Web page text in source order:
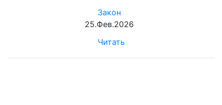
Закон
25.Фев.2026
Читать